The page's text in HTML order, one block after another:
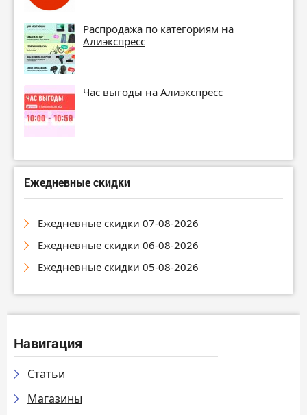
Распродажа по категориям на
Алиэкспресс
Час выгоды на Алиэкспресс
Ежедневные скидки
Ежедневные скидки 07-08-2026
Ежедневные скидки 06-08-2026
Ежедневные скидки 05-08-2026
Навигация
Статьи
Магазины